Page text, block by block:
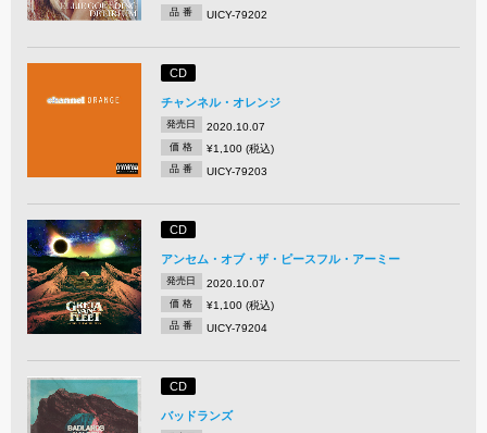
品 番 UICY-79202
CD
チャンネル・オレンジ
発売日 2020.10.07
価 格 ¥1,100 (税込)
品 番 UICY-79203
CD
アンセム・オブ・ザ・ピースフル・アーミー
発売日 2020.10.07
価 格 ¥1,100 (税込)
品 番 UICY-79204
CD
バッドランズ